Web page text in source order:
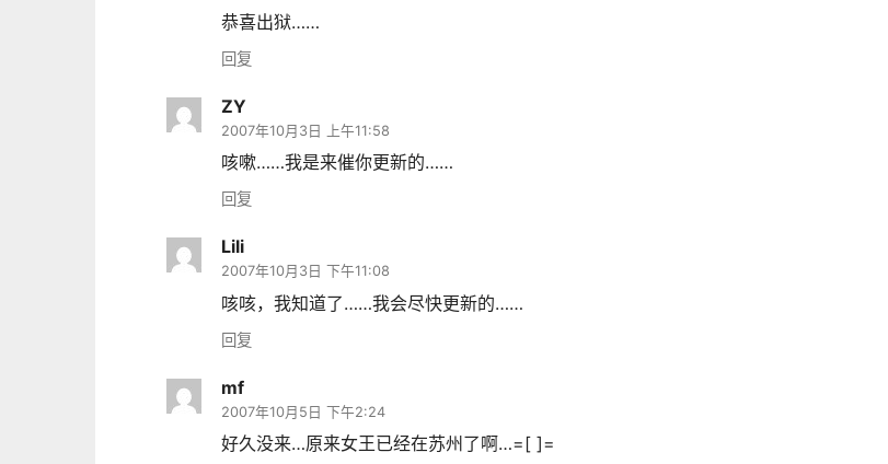
恭喜出狱……
回复
ZY
2007年10月3日 上午11:58
咳嗽……我是来催你更新的……
回复
Lili
2007年10月3日 下午11:08
咳咳，我知道了……我会尽快更新的……
回复
mf
2007年10月5日 下午2:24
好久没来…原来女王已经在苏州了啊…=[ ]=